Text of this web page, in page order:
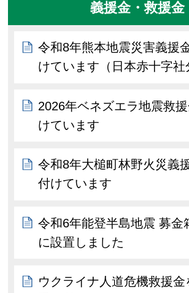
義援金・救援金
令和8年熊本地震災害義援
けています（日本赤十字社
2026年ベネズエラ地震救
けています
令和8年大槌町林野火災義
付けています
令和6年能登半島地震 募金
に設置しました
ウクライナ人道危機救援